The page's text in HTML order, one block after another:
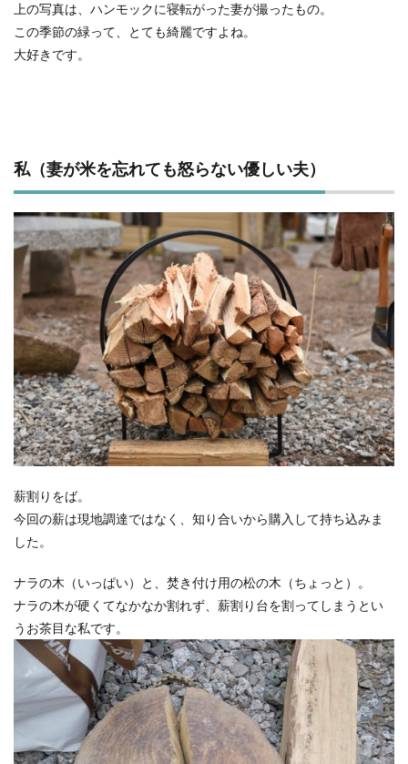
上の写真は、ハンモックに寝転がった妻が撮ったもの。
この季節の緑って、とても綺麗ですよね。
大好きです。
私（妻が米を忘れても怒らない優しい夫）
薪割りをば。
今回の薪は現地調達ではなく、知り合いから購入して持ち込みま
した。
ナラの木（いっぱい）と、焚き付け用の松の木（ちょっと）。
ナラの木が硬くてなかなか割れず、薪割り台を割ってしまうとい
うお茶目な私です。